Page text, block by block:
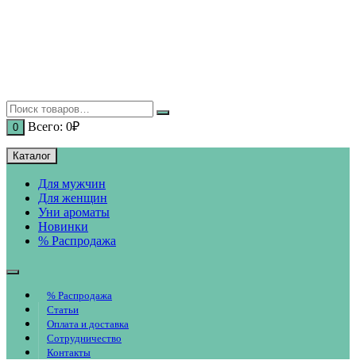
0 Всего: 0₽
Каталог
Для мужчин
Для женщин
Уни ароматы
Новинки
% Распродажа
% Распродажа
Статьи
Оплата и доставка
Сотрудничество
Контакты